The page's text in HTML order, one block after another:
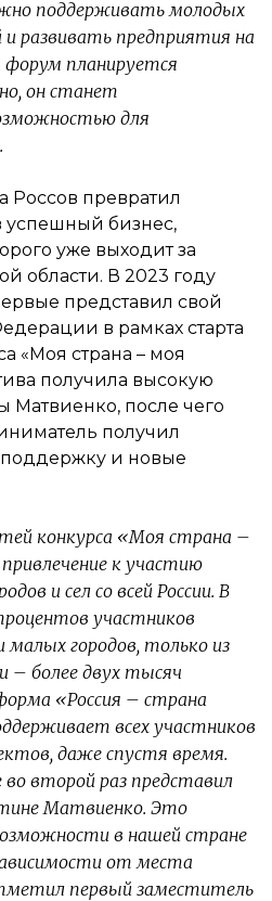
поддерживать молодых
развивать предприятия на
планируется
он станет
для
Россов превратил
успешный бизнес,
уже выходит за
области. В 2023 году
представил свой
в рамках старта
«Моя страна – моя
получила высокую
Матвиенко, после чего
получил
и новые
конкурса «Моя страна –
к участию
и сел со всей России. В
участников
городов, только из
– более двух тысяч
«Россия – страна
всех участников
даже спустя время.
второй раз представил
Матвиенко. Это
в нашей стране
от места
первый заместитель